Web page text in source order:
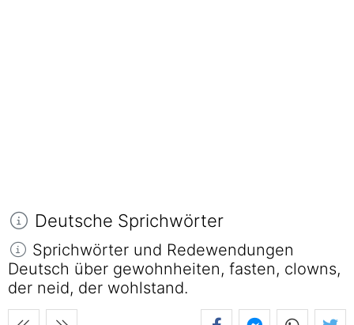
Deutsche Sprichwörter
Sprichwörter und Redewendungen
Deutsch über gewohnheiten, fasten, clowns,
der neid, der wohlstand.